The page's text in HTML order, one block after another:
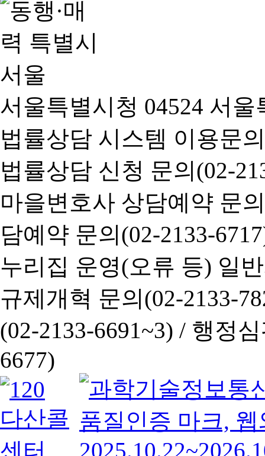
서울특별시청 04524 서
법률상담 시스템 이용문
법률상담 신청 문의(02-
마을변호사 상담예약 문
담예약 문의(02-2133-
누리집 운영(오류 등) 일
규제개혁 문의(02-2133-
(02-2133-6691~3) / 행정심
6677)